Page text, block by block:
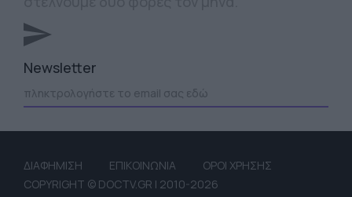
Newsletter
ΔΙΑΦΗΜΙΣΗ ΕΠΙΚΟΙΝΩΝΙΑ
ΟΡΟΙ ΧΡΗΣΗΣ
COPYRIGHT © DOCTV.GR | 2010-2026